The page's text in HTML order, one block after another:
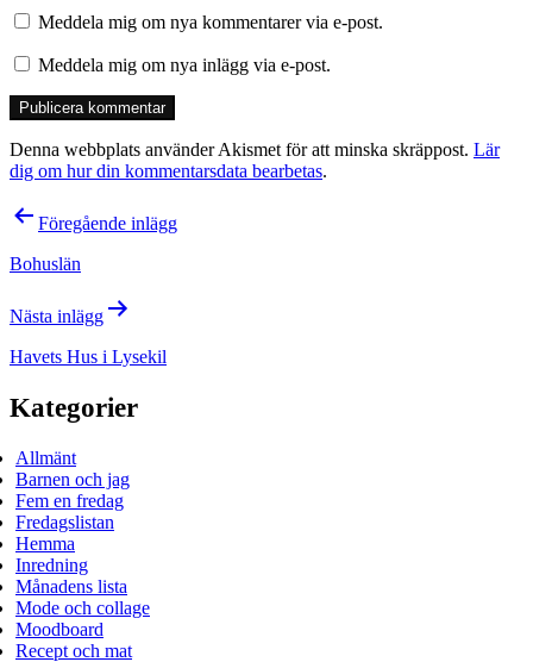
Meddela mig om nya kommentarer via e-post.
Meddela mig om nya inlägg via e-post.
Denna webbplats använder Akismet för att minska skräppost. Lär
dig om hur din kommentarsdata bearbetas.
Inläggsnavigering
Föregående inlägg
Bohuslän
Nästa inlägg
Havets Hus i Lysekil
Kategorier
Allmänt
Barnen och jag
Fem en fredag
Fredagslistan
Hemma
Inredning
Månadens lista
Mode och collage
Moodboard
Recept och mat